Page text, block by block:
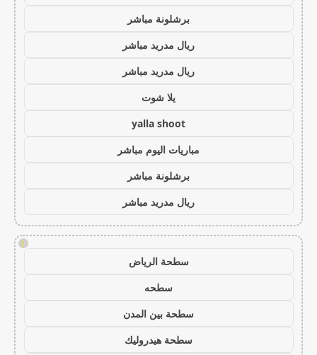
برشلونة مباشر
ريال مدريد مباشر
ريال مدريد مباشر
يلا شوت
yalla shoot
مباريات اليوم مباشر
برشلونة مباشر
ريال مدريد مباشر
!
سطحة الرياض
سطحه
سطحة بين المدن
سطحة هيدروليك